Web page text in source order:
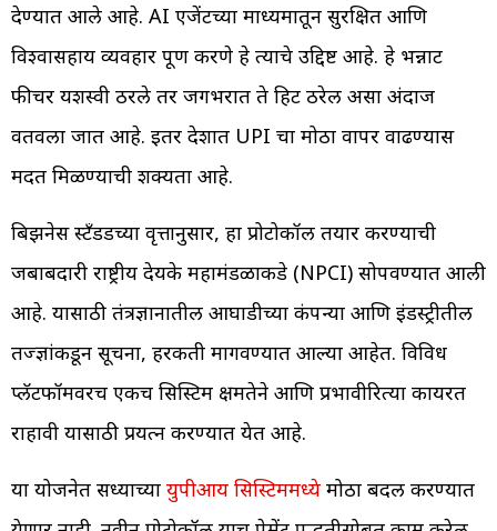
देण्यात आले आहे. AI एजेंटच्या माध्यमातून सुरक्षित आणि
विश्वासहार्य व्यवहार पूर्ण करणे हे त्याचे उद्दिष्ट आहे. हे भन्नाट
फीचर यशस्वी ठरले तर जगभरात ते हिट ठरेल असा अंदाज
वर्तवला जात आहे. इतर देशात UPI चा मोठा वापर वाढण्यास
मदत मिळण्याची शक्यता आहे.
बिझनेस स्टँडर्डच्या वृत्तानुसार, हा प्रोटोकॉल तयार करण्याची
जबाबदारी राष्ट्रीय देयके महामंडळाकडे (NPCI) सोपवण्यात आली
आहे. यासाठी तंत्रज्ञानातील आघाडीच्या कंपन्या आणि इंडस्ट्रीतील
तज्ज्ञांकडून सूचना, हरकती मागवण्यात आल्या आहेत. विविध
प्लॅटफॉर्मवरच एकच सिस्टिम क्षमतेने आणि प्रभावीरित्या कार्यरत
राहावी यासाठी प्रयत्न करण्यात येत आहे.
या योजनेत सध्याच्या युपीआय सिस्टिममध्ये मोठा बदल करण्यात